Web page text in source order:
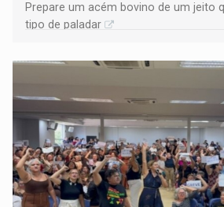
Prepare um acém bovino de um jeito
tipo de paladar